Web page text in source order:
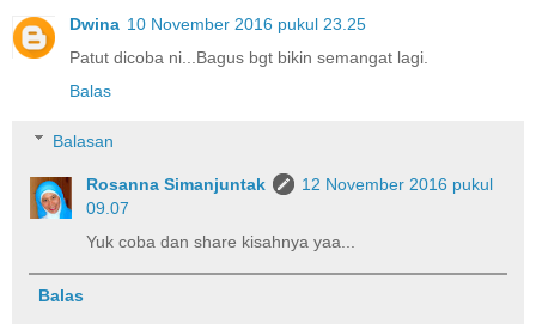
Dwina 10 November 2016 pukul 23.25
Patut dicoba ni...Bagus bgt bikin semangat lagi.
Balas
Balasan
Rosanna Simanjuntak
12 November 2016 pukul
09.07
Yuk coba dan share kisahnya yaa...
Balas